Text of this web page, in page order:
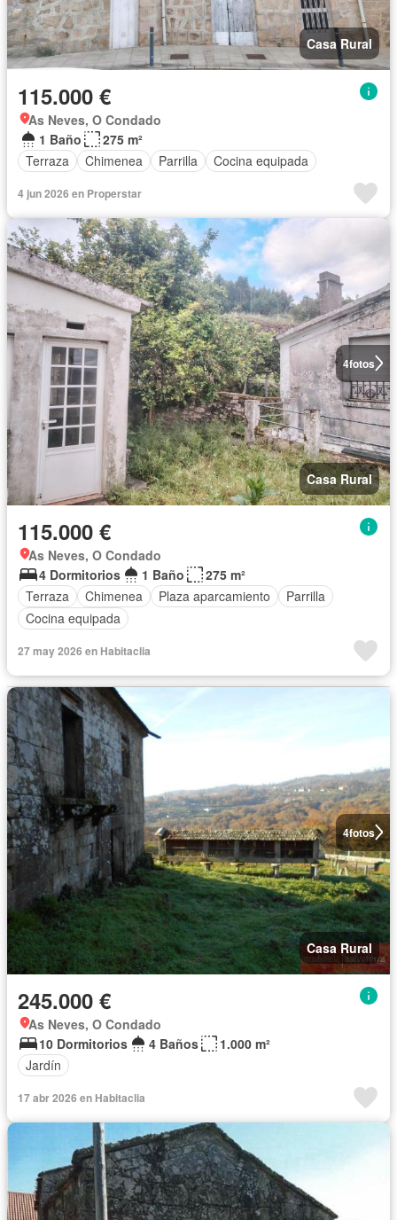
Casa Rural
115.000 €
As Neves, O Condado
1 Baño
275 m²
Terraza
Chimenea Parrilla Cocina equipada
4 jun 2026 en Properstar
4fotos
Casa Rural
115.000 €
As Neves, O Condado
4 Dormitorios
1 Baño
275 m²
Terraza
Chimenea Plaza aparcamiento
Parrilla
Cocina equipada
27 may 2026 en Habitaclia
4fotos
Casa Rural
245.000 €
As Neves, O Condado
10 Dormitorios
4 Baños
1.000 m²
Jardín
17 abr 2026 en Habitaclia